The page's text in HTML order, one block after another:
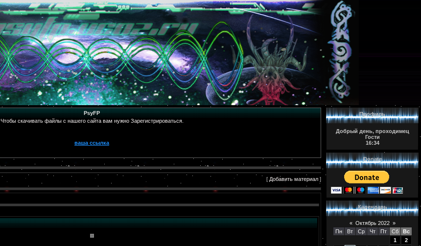
PsyFP
Чтобы скачивать файлы с нашего сайта вам нужно Зарегистрироваться.
ваша ссылка
[ Добавить материал ]
Профиль
Добрый день, проходимец
Гости
16:34
Donate
Календарь
« Октябрь 2022 »
Пн
Вт Ср Чт Пт Сб
Вс
1
2